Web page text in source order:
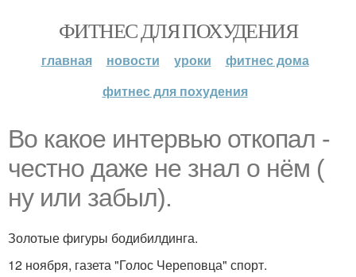
ФИТНЕС ДЛЯ ПОХУДЕНИЯ
главная новости уроки
фитнес дома
фитнес для похудения
Во какое интервью откопал -
честно даже не знал о нём (
ну или забыл).
Золотые фигуры бодибилдинга.
12 ноября, газета "Голос Череповца" спорт.